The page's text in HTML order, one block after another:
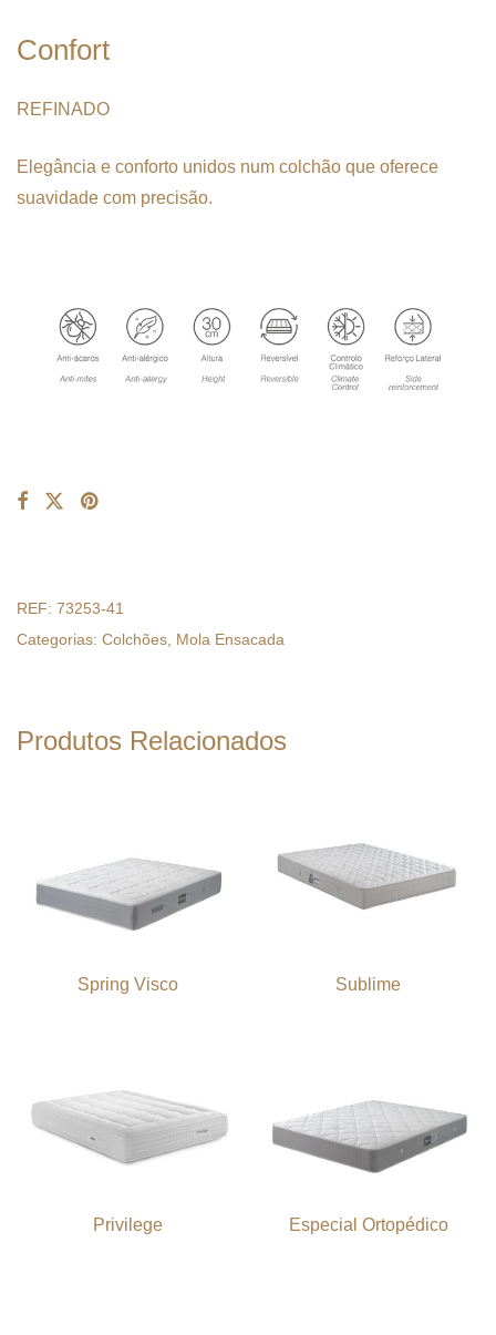
Confort
REFINADO
Elegância e conforto unidos num colchão que oferece
suavidade com precisão.
REF: 73253-41
Categorias: Colchões Mola Ensacada
Produtos Relacionados
Spring Visco Sublime
Privilege Especial Ortopédico